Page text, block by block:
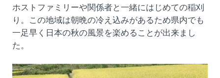
ホストファミリーや関係者と一緒にはじめての稲刈
り。この地域は朝晩の冷え込みがあるため県内でも
一足早く日本の秋の風景を楽めることが出来まし
た。